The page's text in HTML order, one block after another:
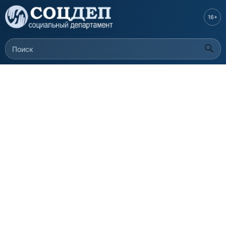
Перейти к
основному
содержанию
Форма поиска
Поиск
16+